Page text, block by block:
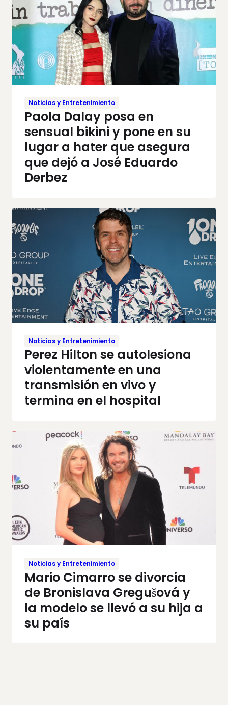
Noticias y Entretenimiento
Paola Dalay posa en
sensual bikini y pone en su
lugar a hater que asegura
que dejó a José Eduardo
Derbez
Noticias y Entretenimiento
Perez Hilton se autolesiona
violentamente en una
transmisión en vivo y
termina en el hospital
Noticias y Entretenimiento
Mario Cimarro se divorcia
de Bronislava Gregušová y
la modelo se llevó a su hija a
su país